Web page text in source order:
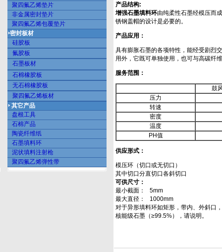
聚四氟乙烯垫片
非金属密封垫片
聚四氟乙烯包覆垫片
密封板材
硅胶板
氟胶板
石墨板材
石棉橡胶板
无石棉橡胶板
聚四氟乙烯板材
其它产品
盘根工具
石棉产品
陶瓷纤维纸
石墨填料环
泥状填料注射枪
聚四氟乙烯弹性带
产品结构:
增强石墨填料环由纯柔性石墨经模压而
锈钢盖帽的设计是必要的。
产品应用：
具有膨胀石墨的各项特性，能经受剧烈
用外，它既可单独使用，也可与高碳纤
服务范围：
鼓
压力
转速
密度
温度
PH值
供应形式：
模压环（切口或无切口）
其中切口分直切口各斜切口
可供尺寸：
最小截面： 5mm
最大直径： 1000mm
对于异形填料环如矩形，带内、外斜口
核能级石墨（≥99.5%），请说明。